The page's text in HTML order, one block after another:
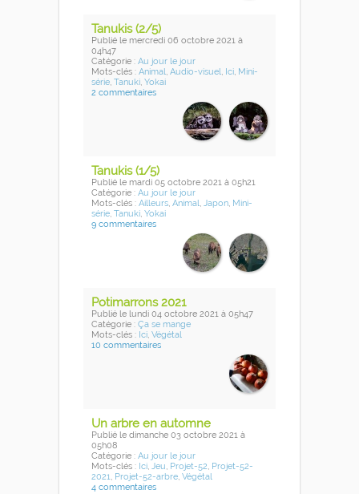
Tanukis (2/5)
Publié le mercredi 06 octobre 2021 à
04h47
Catégorie : Au jour le jour
Mots-clés : Animal, Audio-visuel, Ici, Mini-
série, Tanuki, Yokai
2 commentaires
Tanukis (1/5)
Publié le mardi 05 octobre 2021 à 05h21
Catégorie : Au jour le jour
Mots-clés : Ailleurs, Animal, Japon, Mini-
série, Tanuki, Yokai
9 commentaires
Potimarrons 2021
Publié le lundi 04 octobre 2021 à 05h47
Catégorie : Ça se mange
Mots-clés : Ici, Végétal
10 commentaires
Un arbre en automne
Publié le dimanche 03 octobre 2021 à
05h08
Catégorie : Au jour le jour
Mots-clés : Ici, Jeu, Projet-52, Projet-52-
2021, Projet-52-arbre, Végétal
4 commentaires